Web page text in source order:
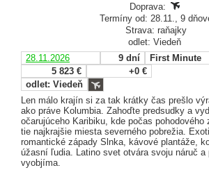
Doprava:
Termíny od: 28.11., 9
Strava: raňajky
odlet: Viedeň
28.11.2026
9 dní
First Minute
5 823 €
+0 €
odlet: Viedeň
Len málo krajín si za tak krátky čas prešlo
ako práve Kolumbia. Zahoďte predsudky a
očarujúceho Karibiku, kde počas
tie najkrajšie miesta severného pobrežia.
romantické západy Slnka, kávové plantáže,
úžasní ľudia. Latino svet otvára svoju náruč a
vyobjíma.